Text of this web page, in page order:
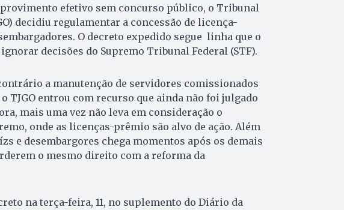
efetivo sem concurso público, o Tribunal
decidiu regulamentar a concessão de licença-
O decreto expedido segue linha que o
decisões do Supremo Tribunal Federal (STF).
a manutenção de servidores comissionados
TJGO entrou com recurso que ainda não foi julgado
mais uma vez não leva em consideração o
onde as licenças-prêmio são alvo de ação. Além
e desembargores chega momentos após os demais
o mesmo direito com a reforma da
na terça-feira, 11, no suplemento do Diário da